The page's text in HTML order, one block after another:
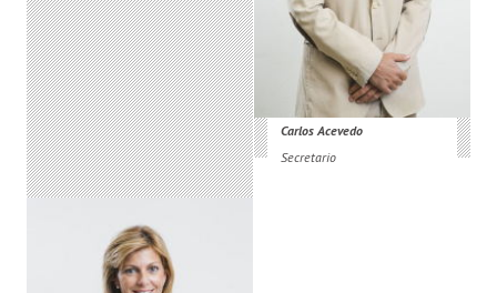
Carlos Acevedo
Secretario